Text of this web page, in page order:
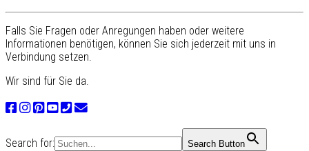
Falls Sie Fragen oder Anregungen haben oder weitere
Informationen benötigen, können Sie sich jederzeit mit uns in
Verbindung setzen.
Wir sind für Sie da.
Search for: Search Button